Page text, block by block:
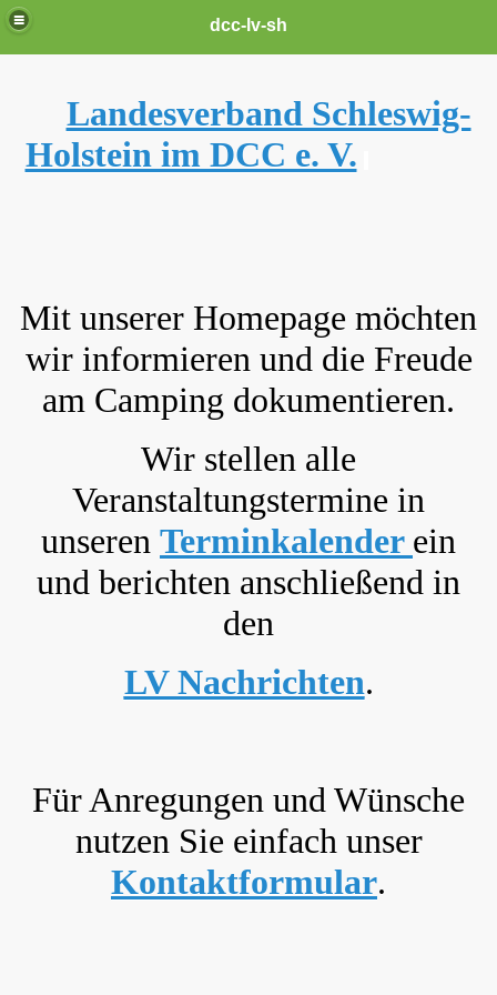
dcc-lv-sh
Landesverband Schleswig-
Holstein im DCC e. V.
Mit unserer Homepage möchten
wir informieren und die Freude
am Camping dokumentieren.
Wir stellen alle
Veranstaltungstermine in
unseren Terminkalender ein
und berichten anschließend in
den
LV Nachrichten.
Für Anregungen und Wünsche
nutzen Sie einfach unser
Kontaktformular.